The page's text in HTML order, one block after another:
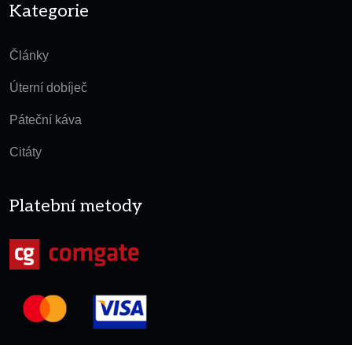
Kategorie
Články
Úterní dobíječ
Páteční káva
Citáty
Platební metody